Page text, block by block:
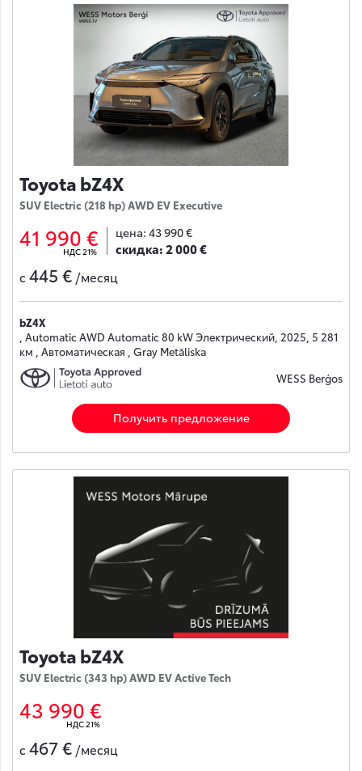
Toyota bZ4X
SUV Electric (218 hp) AWD EV Executive
41 990 €
НДС 21%
цена: 43 990 €
скидка:2 000 €
с 445 € /месяц
bZ4X
, Automatic AWD Automatic 80 kW Электрический, 2025, 5 281
км , Автоматическая , Gray Metāliska
WESS Berģos
Получить предложение
Toyota bZ4X
SUV Electric (343 hp) AWD EV Active Tech
43 990 €
НДС 21%
с 467 € /месяц